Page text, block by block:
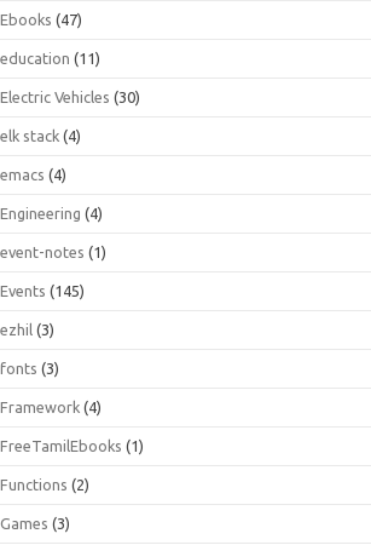
Ebooks (47)
education (11)
Electric Vehicles (30)
elk stack (4)
emacs (4)
Engineering (4)
event-notes (1)
Events (145)
ezhil (3)
fonts (3)
Framework (4)
FreeTamilEbooks (1)
Functions (2)
Games (3)